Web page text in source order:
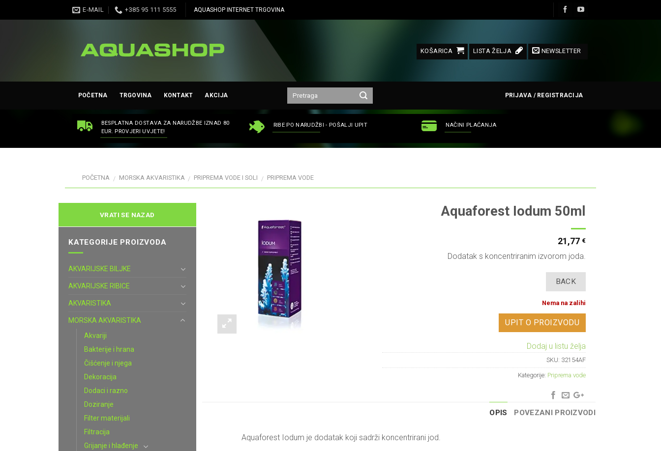
to
E-MAIL +385 95 111 5555 AQUASHOP INTERNET TRGOVINA
KOŠARICA LISTA ŽELJA NEWSLETTER
POČETNA TRGOVINA KONTAKT AKCIJA PRIJAVA / REGISTRACIJA
BESPLATNA DOSTAVA ZA NARUDŽBE IZNAD 80
EUR. PROVJERI UVJETE!
RIBE PO NARUDŽBI - POŠALJI UPIT NAČINI PLAĆANJA
POČETNA / MORSKA AKVARISTIKA / PRIPREMA VODE I SOLI / PRIPREMA VODE
Aquaforest Iodum 50ml
21,77 €
Dodatak s koncentriranim izvorom joda.
Nema na zalihi
UPIT O PROIZVODU
Dodaj u listu želja
SKU: 32154AF
Kategorije: Priprema vode
OPIS POVEZANI PROIZVODI
Aquaforest Iodum je dodatak koji sadrži koncentrirani jod.
KATEGORIJE PROIZVODA
AKVARIJSKE BILJKE
AKVARIJSKE RIBICE
AKVARISTIKA
MORSKA AKVARISTIKA
Akvariji
Bakterije i hrana
Čišćenje i njega
Dekoracija
Dodaci i razno
Doziranje
Filter materijali
Filtracija
Grijanje i hlađenje